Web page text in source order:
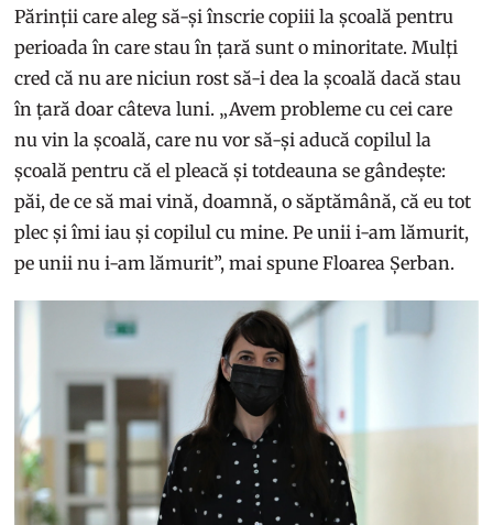
Părinții care aleg să-și înscrie copiii la școală pentru
perioada în care stau în țară sunt o minoritate. Mulți
cred că nu are niciun rost să-i dea la școală dacă stau
în țară doar câteva luni. „Avem probleme cu cei care
nu vin la școală, care nu vor să-și aducă copilul la
școală pentru că el pleacă și totdeauna se gândește:
păi, de ce să mai vină, doamnă, o săptămână, că eu tot
plec și îmi iau și copilul cu mine. Pe unii i-am lămurit,
pe unii nu i-am lămurit”, mai spune Floarea Șerban.